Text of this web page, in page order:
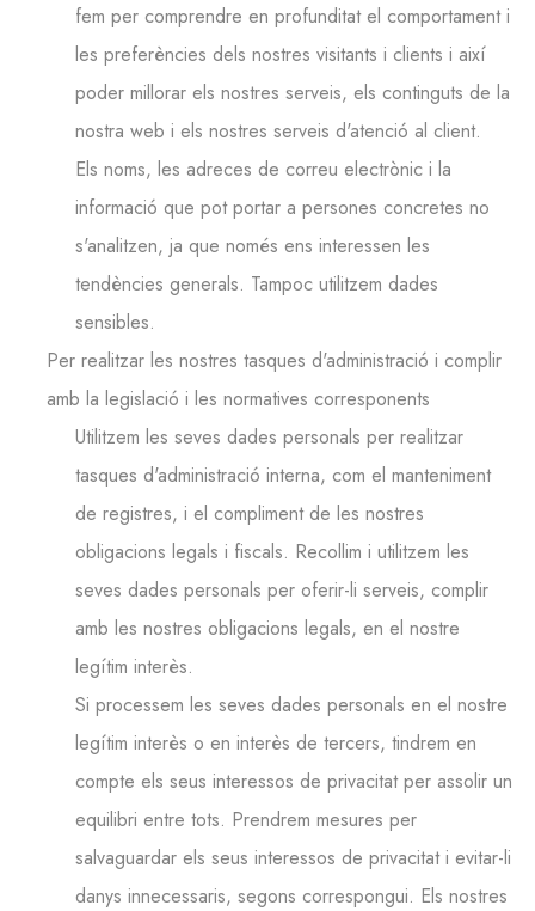
fem per comprendre en profunditat el comportament i
les preferències dels nostres visitants i clients i així
poder millorar els nostres serveis, els continguts de la
nostra web i els nostres serveis d'atenció al client.
Els noms, les adreces de correu electrònic i la
informació que pot portar a persones concretes no
s'analitzen, ja que només ens interessen les
tendències generals. Tampoc utilitzem dades
sensibles.
Per realitzar les nostres tasques d'administració i complir
amb la legislació i les normatives corresponents
Utilitzem les seves dades personals per realitzar
tasques d'administració interna, com el manteniment
de registres, i el compliment de les nostres
obligacions legals i fiscals. Recollim i utilitzem les
seves dades personals per oferir-li serveis, complir
amb les nostres obligacions legals, en el nostre
legítim interès.
Si processem les seves dades personals en el nostre
legítim interès o en interès de tercers, tindrem en
compte els seus interessos de privacitat per assolir un
equilibri entre tots. Prendrem mesures per
salvaguardar els seus interessos de privacitat i evitar-li
danys innecessaris, segons correspongui. Els nostres